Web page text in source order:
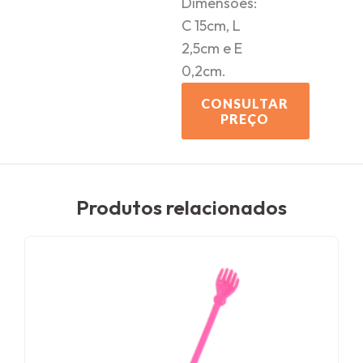
C 15cm, L
2,5cm e E
0,2cm.
CONSULTAR
PREÇO
Produtos relacionados